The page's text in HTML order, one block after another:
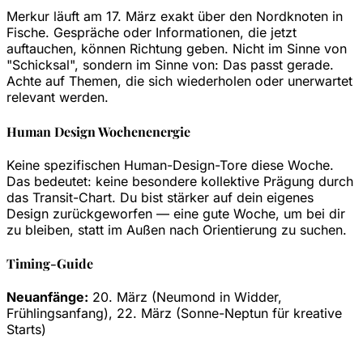
Merkur läuft am 17. März exakt über den Nordknoten in
Fische. Gespräche oder Informationen, die jetzt
auftauchen, können Richtung geben. Nicht im Sinne von
"Schicksal", sondern im Sinne von: Das passt gerade.
Achte auf Themen, die sich wiederholen oder unerwartet
relevant werden.
Human Design Wochenenergie
Keine spezifischen Human-Design-Tore diese Woche.
Das bedeutet: keine besondere kollektive Prägung durch
das Transit-Chart. Du bist stärker auf dein eigenes
Design zurückgeworfen — eine gute Woche, um bei dir
zu bleiben, statt im Außen nach Orientierung zu suchen.
Timing-Guide
Neuanfänge: 20. März (Neumond in Widder,
Frühlingsanfang), 22. März (Sonne-Neptun für kreative
Starts)